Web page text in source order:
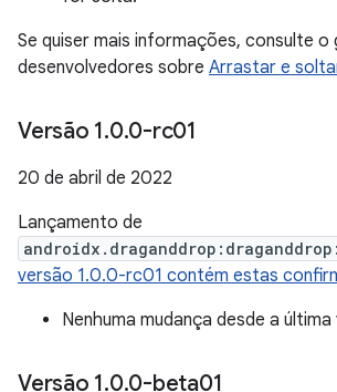
Se quiser mais informações, consulte o
desenvolvedores sobre Arrastar e
Versão 1.0.0-rc01
20 de abril de 2022
Lançamento de
versão 1.0.0-rc01 contém estas
Nenhuma mudança desde a
Versão 1.0.0-beta01